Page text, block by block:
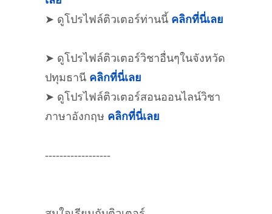
➤ ดูโปรไฟล์ติวเตอร์ท่านนี้ คลิกที่นี่เลย
➤ ดูโปรไฟล์ติวเตอร์วิชาอื่นๆในจังหวัด
ปทุมธานี คลิกที่นี่เลย
➤ ดูโปรไฟล์ติวเตอร์สอนออนไลน์วิชา
ภาษาอังกฤษ คลิกที่นี่เลย
------------------